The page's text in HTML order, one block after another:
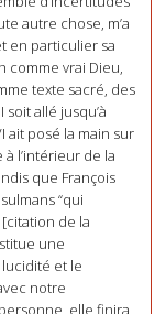
autre chose, m’a
en particulier sa
comme vrai Dieu,
texte sacré, des
allé jusqu’à
ait posé la main sur
l’intérieur de la
que François
“qui
de la
une
lucidité et le
notre
elle finira